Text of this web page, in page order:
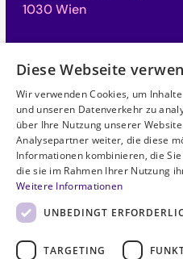
1030 Wien
Büro Schweiz
Monbijoustrasse 31
3011 Bern
©2026. Alle Rechte
Datenschutzerklärung
Diese Webseite
Wir verwenden Cookies, um
und unseren Datenverkehr zu
über Ihre Nutzung unserer
Analysepartner weiter, die diese
Informationen kombinieren, die
die sie im Rahmen Ihrer Nutzung
Weitere Informationen
UNBEDINGT
TARGETING